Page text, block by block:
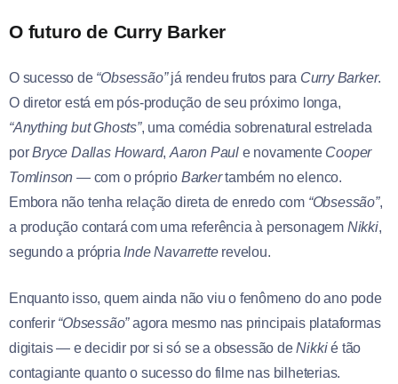
O futuro de Curry Barker
O sucesso de “Obsessão”já rendeu frutos para Curry Barker.
O diretor está em pós-produção de seu próximo longa,
“Anything but Ghosts”, uma comédia sobrenatural estrelada
porBryce Dallas Howard,Aaron Paul e novamenteCooper
Tomlinson — com o próprio Barkertambém no elenco.
Embora não tenha relação direta de enredo com “Obsessão”,
a produção contará com uma referência à personagem Nikki,
segundo a própria Inde Navarretterevelou.
Enquanto isso, quem ainda não viu o fenômeno do ano pode
conferir“Obsessão”agora mesmo nas principais plataformas
digitais — e decidir por si só se a obsessão deNikkié tão
contagiante quanto o sucesso do filme nas bilheterias.